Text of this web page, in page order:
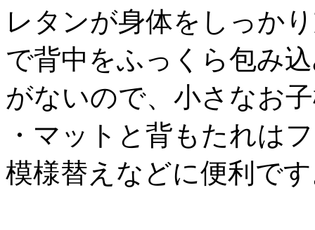
レタンが身体をしっか
で背中をふっくら包み
がないので、小さなお
・マットと背もたれは
模様替えなどに便利で